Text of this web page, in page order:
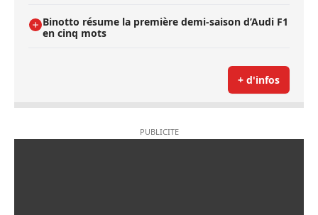
Binotto résume la première demi-saison d’Audi F1
en cinq mots
+ d'infos